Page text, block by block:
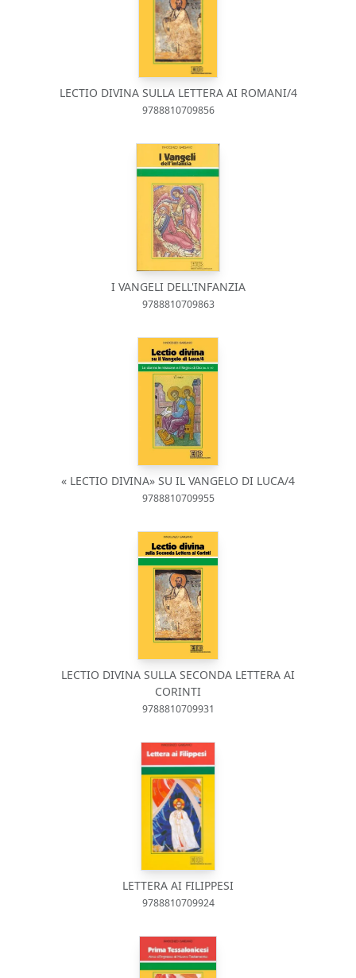
LECTIO DIVINA SULLA LETTERA AI ROMANI/4
9788810709856
I VANGELI DELL'INFANZIA
9788810709863
« LECTIO DIVINA» SU IL VANGELO DI LUCA/4
9788810709955
LECTIO DIVINA SULLA SECONDA LETTERA AI
CORINTI
9788810709931
LETTERA AI FILIPPESI
9788810709924